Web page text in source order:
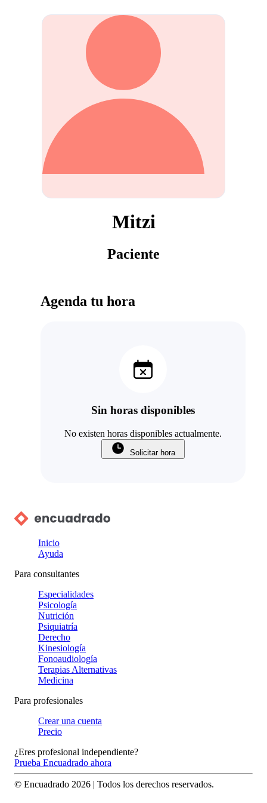
Mitzi
Paciente
Agenda tu hora
Sin horas disponibles
No existen horas disponibles actualmente.
Solicitar hora
Inicio
Ayuda
Para consultantes
Especialidades
Psicología
Nutrición
Psiquiatría
Derecho
Kinesiología
Fonoaudiología
Terapias Alternativas
Medicina
Para profesionales
Crear una cuenta
Precio
¿Eres profesional independiente?
Prueba Encuadrado ahora
© Encuadrado 2026 | Todos los derechos reservados.